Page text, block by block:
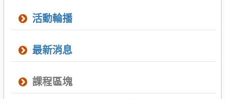
活動輪播
最新消息
課程區塊